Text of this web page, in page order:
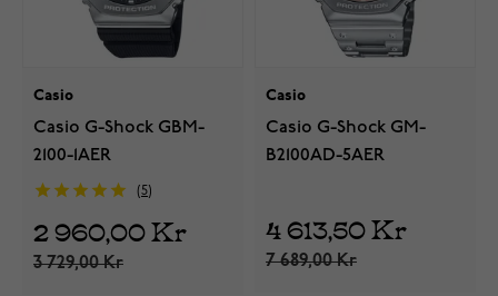
Casio
Casio G-Shock GBM-
2100-1AER
5
2 960,00 Kr
3 729,00 Kr
Casio
Casio G-Shock GM-
B2100AD-5AER
4 613,50 Kr
7 689,00 Kr